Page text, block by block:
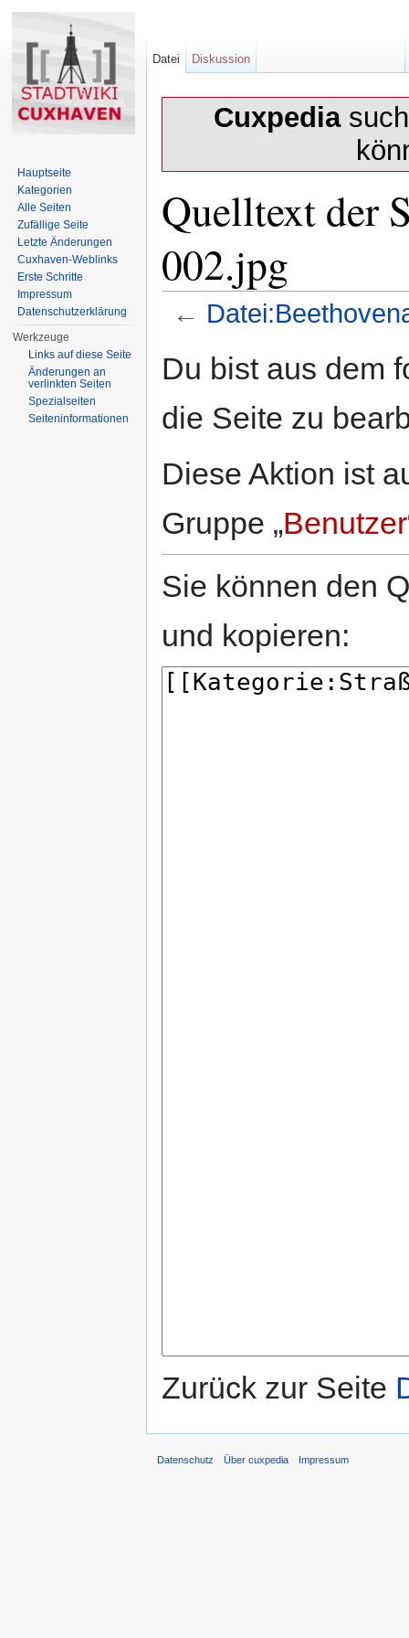
Cuxpedia
Quelltext der
002.jpg
←
Du bist aus dem
die Seite zu
Diese Aktion ist
Gruppe „Benutzer
Sie können den
und kopieren:
Zurück zur Seite
Datei Diskussion
Hauptseite
Kategorien
Alle Seiten
Zufällige Seite
Letzte Änderungen
Cuxhaven-Weblinks
Erste Schritte
Impressum
Datenschutzerklärung
Werkzeuge
Links auf diese Seite
Änderungen an
verlinkten Seiten
Spezialseiten
Seiten­informationen
Datenschutz Über cuxpedia Impressum